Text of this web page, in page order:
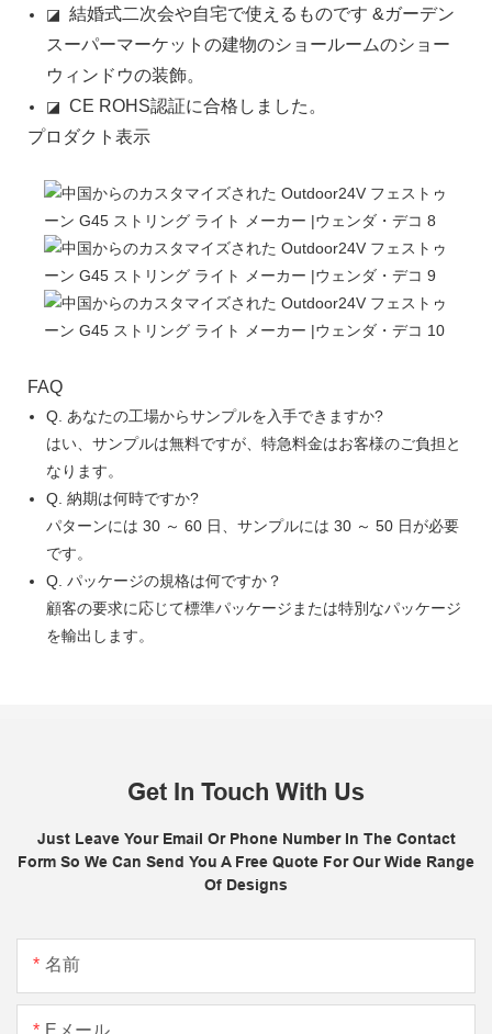
◪ 結婚式二次会や自宅で使えるものです &ガーデン
スーパーマーケットの建物のショールームのショー
ウィンドウの装飾。
◪ CE ROHS認証に合格しました。
プロダクト表示
FAQ
Q. あなたの工場からサンプルを入手できますか?
はい、サンプルは無料ですが、特急料金はお客様のご負担と
なります。
Q. 納期は何時ですか?
パターンには 30 ～ 60 日、サンプルには 30 ～ 50 日が必要
です。
Q. パッケージの規格は何ですか？
顧客の要求に応じて標準パッケージまたは特別なパッケージ
を輸出します。
Get In Touch With Us
Just Leave Your Email Or Phone Number In The Contact
Form So We Can Send You A Free Quote For Our Wide Range
Of Designs
名前
Eメール